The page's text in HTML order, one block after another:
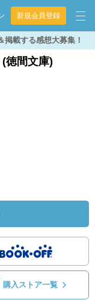
新規会員登録
掲載する感想大募集！
徳間文庫)
購入ストア一覧